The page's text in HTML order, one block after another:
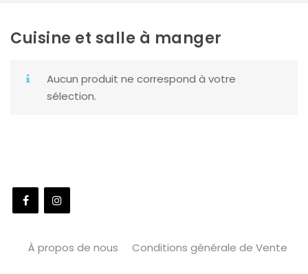
Aller au contenu
Cuisine et salle à manger
Aucun produit ne correspond à votre
sélection.
À propos de nous Conditions générale de Vente